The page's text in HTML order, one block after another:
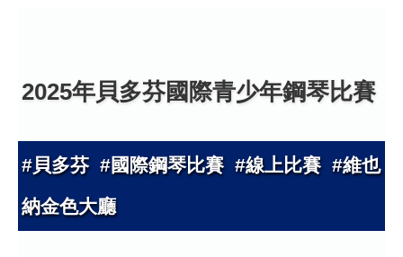
2025年貝多芬國際青少年鋼琴比賽
#貝多芬 #國際鋼琴比賽 #線上比賽 #維也
納金色大廳